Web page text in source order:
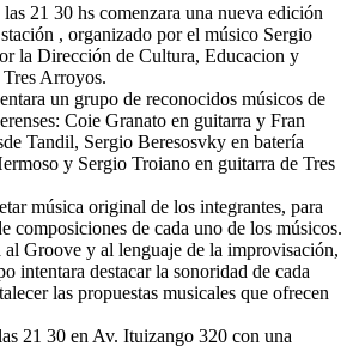
21 30 hs comenzara una nueva edición
, organizado por el músico Sergio
la Dirección de Cultura, Educacion y
Arroyos.
un grupo de reconocidos músicos de
Coie Granato en guitarra y Fran
Tandil, Sergio Beresosvky en batería
y Sergio Troiano en guitarra de Tres
música original de los integrantes, para
composiciones de cada uno de los músicos.
al Groove y al lenguaje de la improvisación,
intentara destacar la sonoridad de cada
las propuestas musicales que ofrecen
21 30 en Av. Ituizango 320 con una